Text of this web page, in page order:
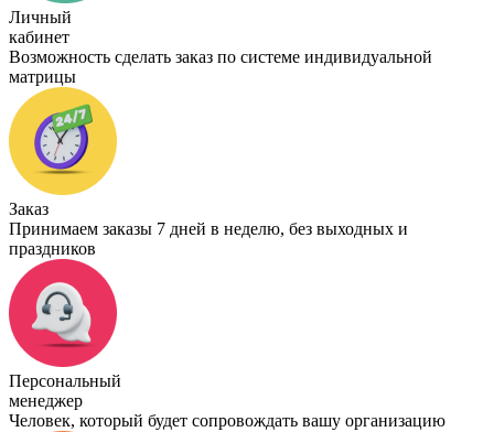
Личный
кабинет
Возможность сделать заказ по системе индивидуальной
матрицы
Заказ
Принимаем заказы 7 дней в неделю, без выходных и
праздников
Персональный
менеджер
Человек, который будет сопровождать вашу организацию